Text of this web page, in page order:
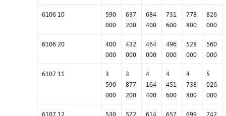
6106 10
590
000
637
200
684
400
731
600
778
800
826
000
6106 20
400
000
432
000
464
000
496
000
528
000
560
000
6107 11
3
590
000
3
877
200
4
164
400
4
451
600
4
738
800
5
026
000
6107 12
530
572
614
657
699
742